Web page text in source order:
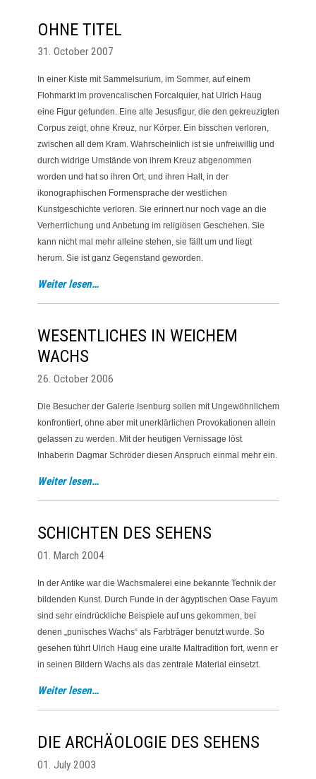
OHNE TITEL
31. October 2007
In einer Kiste mit Sammelsurium, im Sommer, auf einem
Flohmarkt im provencalischen Forcalquier, hat Ulrich Haug
eine Figur gefunden. Eine alte Jesusfigur, die den gekreuzigten
Corpus zeigt, ohne Kreuz, nur Körper. Ein bisschen verloren,
zwischen all dem Kram. Wahrscheinlich ist sie unfreiwillig und
durch widrige Umstände von ihrem Kreuz abgenommen
worden und hat so ihren Ort, und ihren Halt, in der
ikonographischen Formensprache der westlichen
Kunstgeschichte verloren. Sie erinnert nur noch vage an die
Verherrlichung und Anbetung im religiösen Geschehen. Sie
kann nicht mal mehr alleine stehen, sie fällt um und liegt
herum. Sie ist ganz Gegenstand geworden.
Weiter lesen…
WESENTLICHES IN WEICHEM
WACHS
26. October 2006
Die Besucher der Galerie Isenburg sollen mit Ungewöhnlichem
konfrontiert, ohne aber mit unerklärlichen Provokationen allein
gelassen zu werden. Mit der heutigen Vernissage löst
Inhaberin Dagmar Schröder diesen Anspruch einmal mehr ein.
Weiter lesen…
SCHICHTEN DES SEHENS
01. March 2004
In der Antike war die Wachsmalerei eine bekannte Technik der
bildenden Kunst. Durch Funde in der ägyptischen Oase Fayum
sind sehr eindrückliche Beispiele auf uns gekommen, bei
denen „punisches Wachs“ als Farbträger benutzt wurde. So
gesehen führt Ulrich Haug eine uralte Maltradition fort, wenn er
in seinen Bildern Wachs als das zentrale Material einsetzt.
Weiter lesen…
DIE ARCHÄOLOGIE DES SEHENS
01. July 2003